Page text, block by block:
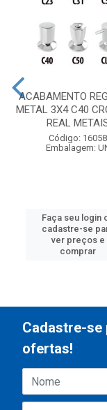
ACABAMENTO
METAL 3X4 C40
REAL
Código: 16058
Embalagem:
Faça seu login
cadastre-se
ver preços e
comprar
Cadastre-se
ofertas!